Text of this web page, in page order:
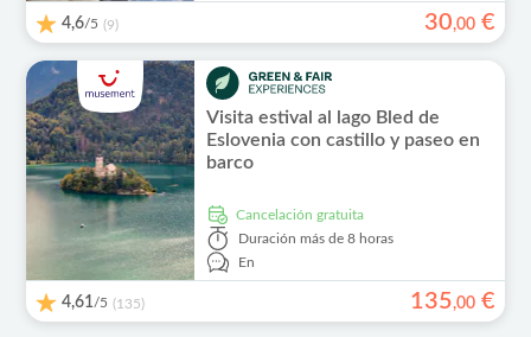
4,6/5 (9) 30,00 €
Visita estival al lago Bled de
Eslovenia con castillo y paseo en
barco
cancelación gratuita
Duración más de 8 horas
En
4,61/5 (135) 135,00 €